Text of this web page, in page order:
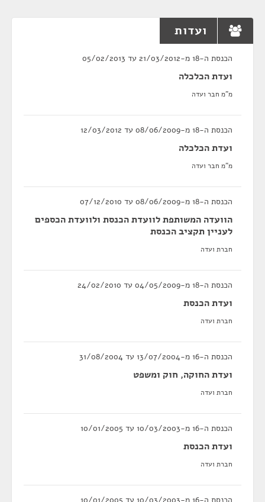
ועדות
הכנסת ה-18 מ-21/03/2012 עד 05/02/2013
ועדת הכלכלה
מ"מ חבר ועדה
הכנסת ה-18 מ-08/06/2009 עד 12/03/2012
ועדת הכלכלה
מ"מ חבר ועדה
הכנסת ה-18 מ-08/06/2009 עד 07/12/2010
הוועדה המשותפת לוועדת הכנסת ולוועדת הכספים
לעניין תקציב הכנסת
חברת ועדה
הכנסת ה-18 מ-04/05/2009 עד 24/02/2010
ועדת הכנסת
חברת ועדה
הכנסת ה-16 מ-13/07/2004 עד 31/08/2004
ועדת החוקה, חוק ומשפט
חברת ועדה
הכנסת ה-16 מ-10/03/2003 עד 10/01/2005
ועדת הכנסת
חברת ועדה